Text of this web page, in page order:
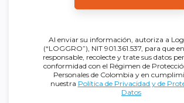
Al enviar su información, autoriza a
(“LOGGRO”), NIT 901.361.537, para que
responsable, recolecte y trate sus datos
conformidad con el Régimen de
Personales de Colombia y en
nuestra Política de Privacidad y de
Datos